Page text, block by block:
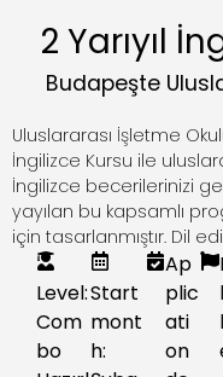
2 Yarıyıl
Budapeşte
Uluslararası İşletme
İngilizce Kursu ile
İngilizce becerilerinizi
yayılan bu kapsamlı
için tasarlanmıştır. Dil
Level:
Com
bo
Start
mont
h:
Ap
plic
ati
on